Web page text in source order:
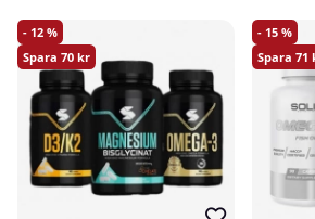
12
70
15
71